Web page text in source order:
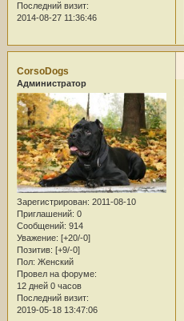
Последний визит:
2014-08-27 11:36:46
CorsoDogs
Администратор
Зарегистрирован: 2011-08-10
Приглашений: 0
Сообщений: 914
Уважение: [+20/-0]
Позитив: [+9/-0]
Пол: Женский
Провел на форуме:
12 дней 0 часов
Последний визит:
2019-05-18 13:47:06